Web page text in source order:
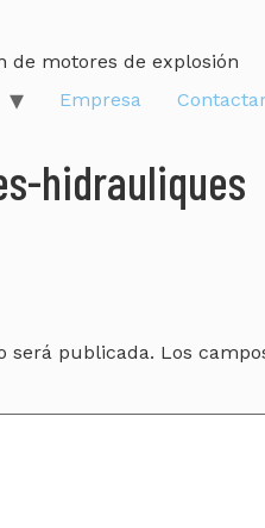
de motores de explosión
Empresa
hidrauliques
será publicada. Los